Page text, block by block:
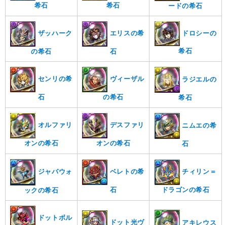
希石 希石 ードの希石
ザッハーク
の希石
エリスの希
石
ドロシーの
希石
センリの希
石
ヴィーザル
の希石
ラジエルの
希石
オルファリ
オンの希石
デスファリ
オンの希石
ニムエの希
石
ジャバウォ
ックの希石
ベレトの希
石
チィリン＝
ドラゴンの希石
ドットボル
ドット光ヴ アキレウス